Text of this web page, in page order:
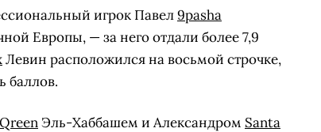
игрок Павел9pasha
Европы, — за него отдали более 7,9
Левин расположился на восьмой строчке,
баллов.
Эль-Хаббашем и Александром Santa